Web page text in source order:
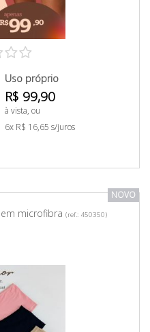
Uso próprio
R$ 99,90
à vista, ou
6x R$ 16,65 s/juros
NOVO
microfibra (ref.: 450350)